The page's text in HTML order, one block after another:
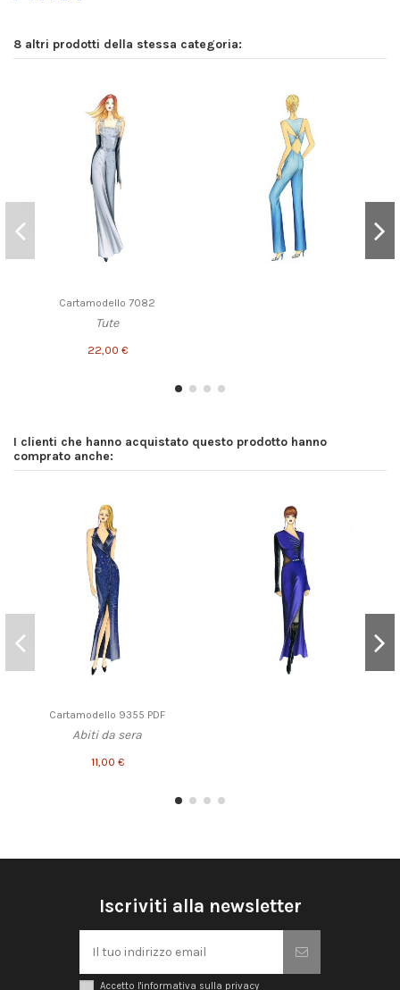
8 altri prodotti della stessa categoria:
Cartamodello 7082
Tute
22,00 €
I clienti che hanno acquistato questo prodotto hanno
comprato anche:
Cartamodello 9355 PDF
Abiti da sera
11,00 €
Iscriviti alla newsletter
Accetto l'informativa sulla privacy